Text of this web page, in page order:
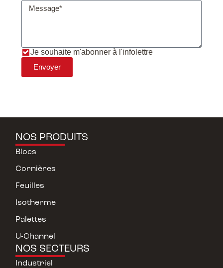
Je souhaite m'abonner à l'infolettre
Envoyer
NOS PRODUITS
Blocs
Cornières
Feuilles
Isotherme
Palettes
U-Channel
NOS SECTEURS
Industriel